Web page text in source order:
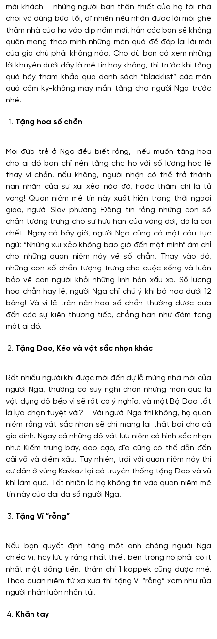
mời khách – những người bạn thân thiết của họ tới nhà
chơi và dùng bữa tối, dĩ nhiên nếu nhận được lời mời ghé
thăm nhà của họ vào dịp năm mới, hẳn các bạn sẽ không
quên mang theo mình những món quà để đáp lại lời mời
của gia chủ phải không nào! Cho dù bạn có xem những
lời khuyên dưới đây là mê tín hay không, thì trước khi tặng
quà hãy tham khảo qua danh sách “blacklist” các món
quà cấm kỵ-không may mắn tặng cho người Nga trước
nhé!
Tặng hoa số chẵn
Mọi đứa trẻ ở Nga đều biết rằng, nếu muốn tặng hoa
cho ai đó bạn chỉ nên tặng cho họ với số lượng hoa lẻ
thay vì chẵn! nếu không, người nhận có thể trở thành
nạn nhân của sự xui xẻo nào đó, hoặc thậm chí là tử
vong! Quan niệm mê tín này xuất hiện trong thời ngoại
giáo, người Slav phương Đông tin rằng những con số
chẵn tượng trưng cho sự hữu hạn của vòng đời, đó là cái
chết. Ngay cả bây giờ, người Nga cũng có một câu tục
ngữ: “Những xui xẻo không bao giờ đến một mình” ám chỉ
cho những quan niệm này về số chẵn. Thay vào đó,
những con số chẵn tượng trưng cho cuộc sống và luôn
bảo vệ con người khỏi những linh hồn xấu xa. Số lượng
hoa chẵn hay lẻ, người Nga chỉ chú ý khi bó hoa dưới 12
bông! Và vì lẽ trên nên hoa số chẵn thường được đưa
đến các sự kiện thương tiếc, chẳng hạn như đám tang
một ai đó.
Tặng Dao, Kéo và vật sắc nhọn khác
Rất nhiều người khi được mời đến dự lễ mừng nhà mới của
người Nga, thường có suy nghĩ chọn những món quà là
vật dụng đồ bếp vì sẽ rất có ý nghĩa, và một Bộ Dao tốt
là lựa chọn tuyệt vời? – Với người Nga thì không, họ quan
niệm rằng vật sắc nhọn sẽ chỉ mang lại thất bại cho cả
gia đình. Ngay cả những đồ vật lưu niệm có hình sắc nhọn
như: Kiếm trưng bày, dao cạo, dĩa cũng có thể dẫn đến
cãi vã và điềm xấu. Tuy nhiên, trái với quan niệm này thì
cư dân ở vùng Kavkaz lại có truyền thống tặng Dao và vũ
khí làm quà. Tất nhiên là họ không tin vào quan niệm mê
tín này của đại đa số người Nga!
Tặng Ví “rỗng”
Nếu bạn quyết định tặng một anh chàng người Nga
chiếc Ví, hãy lưu ý rằng nhất thiết bên trong nó phải có ít
nhất một đồng tiền, thậm chí 1 koppek cũng được nhé.
Theo quan niệm từ xa xưa thì tặng Ví “rỗng” xem như rủa
người nhận luôn nhẵn túi.
Khăn tay